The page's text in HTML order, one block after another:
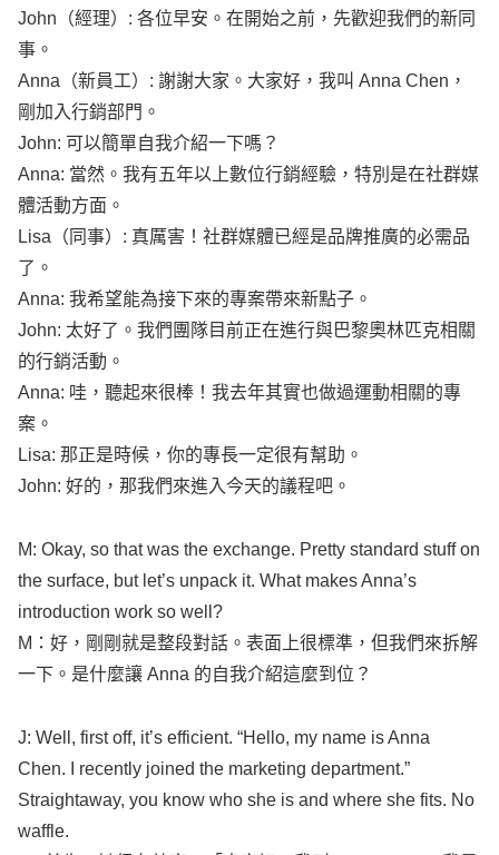
John （經理）: 各位早安。在開始之前，先歡迎我們的新同
事。
Anna （新員工）: 謝謝大家。大家好，我叫 Anna Chen ，
剛加入行銷部門。
John: 可以簡單自我介紹一下嗎？
Anna: 當然。我有五年以上數位行銷經驗，特別是在社群媒
體活動方面。
Lisa （同事）: 真厲害！社群媒體已經是品牌推廣的必需品
了。
Anna: 我希望能為接下來的專案帶來新點子。
John: 太好了。我們團隊目前正在進行與巴黎奧林匹克相關
的行銷活動。
Anna: 哇，聽起來很棒！我去年其實也做過運動相關的專
案。
Lisa: 那正是時候，你的專長一定很有幫助。
John: 好的，那我們來進入今天的議程吧。
M: Okay, so that was the exchange. Pretty standard stuffon
the surface, but let’s unpack it. What makesAnna’s
introduction work so well ?
M：好，剛剛就是整段對話。表面上很標準，但我們來拆解
一下。是什麼讓 Anna 的自我介紹這麼到位？
J: Well , firstoff, it’s efficient. “Hello, my name isAnna
Chen. I recently joined the marketing department.”
Straightaway, you know who she is and where she fits. No
waffle.